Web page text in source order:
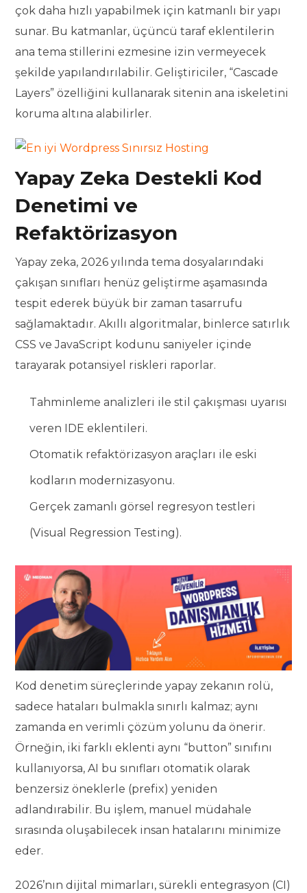
çok daha hızlı yapabilmek için katmanlı bir yapı
sunar. Bu katmanlar, üçüncü taraf eklentilerin
ana tema stillerini ezmesine izin vermeyecek
şekilde yapılandırılabilir. Geliştiriciler, “Cascade
Layers” özelliğini kullanarak sitenin ana iskeletini
koruma altına alabilirler.
Yapay Zeka Destekli Kod
Denetimi ve
Refaktörizasyon
Yapay zeka, 2026 yılında tema dosyalarındaki
çakışan sınıfları henüz geliştirme aşamasında
tespit ederek büyük bir zaman tasarrufu
sağlamaktadır. Akıllı algoritmalar, binlerce satırlık
CSS ve JavaScript kodunu saniyeler içinde
tarayarak potansiyel riskleri raporlar.
Tahminleme analizleri ile stil çakışması uyarısı
veren IDE eklentileri.
Otomatik refaktörizasyon araçları ile eski
kodların modernizasyonu.
Gerçek zamanlı görsel regresyon testleri
(Visual Regression Testing).
Kod denetim süreçlerinde yapay zekanın rolü,
sadece hataları bulmakla sınırlı kalmaz; aynı
zamanda en verimli çözüm yolunu da önerir.
Örneğin, iki farklı eklenti aynı “button” sınıfını
kullanıyorsa, AI bu sınıfları otomatik olarak
benzersiz öneklerle (prefix) yeniden
adlandırabilir. Bu işlem, manuel müdahale
sırasında oluşabilecek insan hatalarını minimize
eder.
2026’nın dijital mimarları, sürekli entegrasyon (CI)